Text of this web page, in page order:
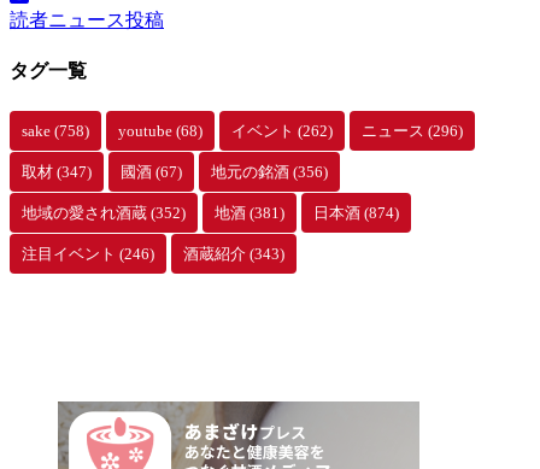
読者ニュース投稿
タグ一覧
sake (758) youtube (68) イベント (262) ニュース (296)
取材 (347) 國酒 (67) 地元の銘酒 (356)
地域の愛され酒蔵 (352) 地酒 (381) 日本酒 (874)
注目イベント (246) 酒蔵紹介 (343)